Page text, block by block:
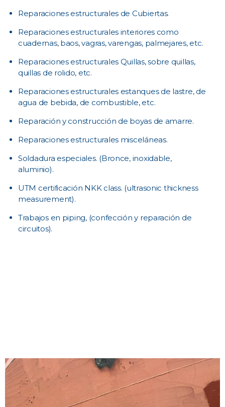
Reparaciones estructurales de Cubiertas.
Reparaciones estructurales interiores como
cuadernas, baos, vagras, varengas, palmejares, etc.
Reparaciones estructurales Quillas, sobre quillas,
quillas de rolido, etc.
Reparaciones estructurales estanques de lastre, de
agua de bebida, de combustible, etc.
Reparación y construcción de boyas de amarre.
Reparaciones estructurales misceláneas.
Soldadura especiales. (Bronce, inoxidable,
aluminio).
UTM certificación NKK class. (ultrasonic thickness
measurement).
Trabajos en piping, (confección y reparación de
circuitos).